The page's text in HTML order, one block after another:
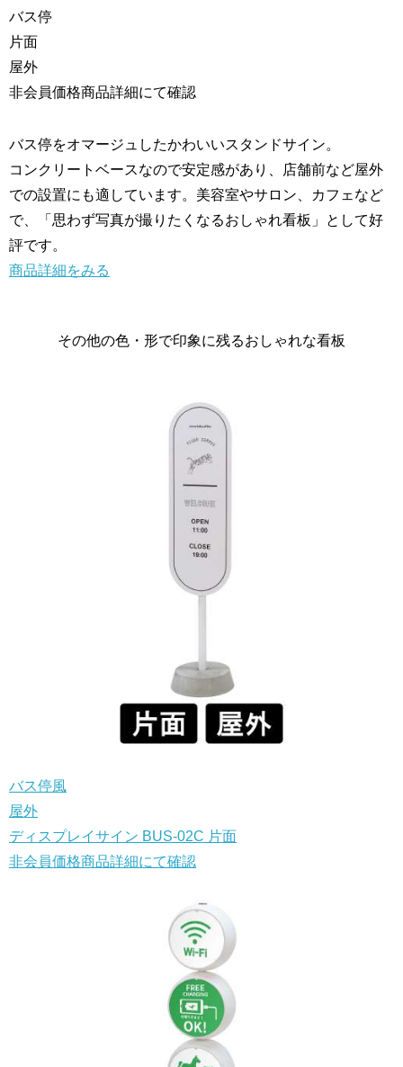
バス停
片面
屋外
非会員価格商品詳細にて確認
バス停をオマージュしたかわいいスタンドサイン。
コンクリートベースなので安定感があり、店舗前など屋外
での設置にも適しています。美容室やサロン、カフェなど
で、「思わず写真が撮りたくなるおしゃれ看板」として好
評です。
商品詳細をみる
その他の色・形で印象に残るおしゃれな看板
バス停風
屋外
ディスプレイサイン BUS-02C 片面
非会員価格商品詳細にて確認